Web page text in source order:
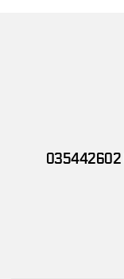
035442602